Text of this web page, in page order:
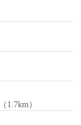
1.7km）